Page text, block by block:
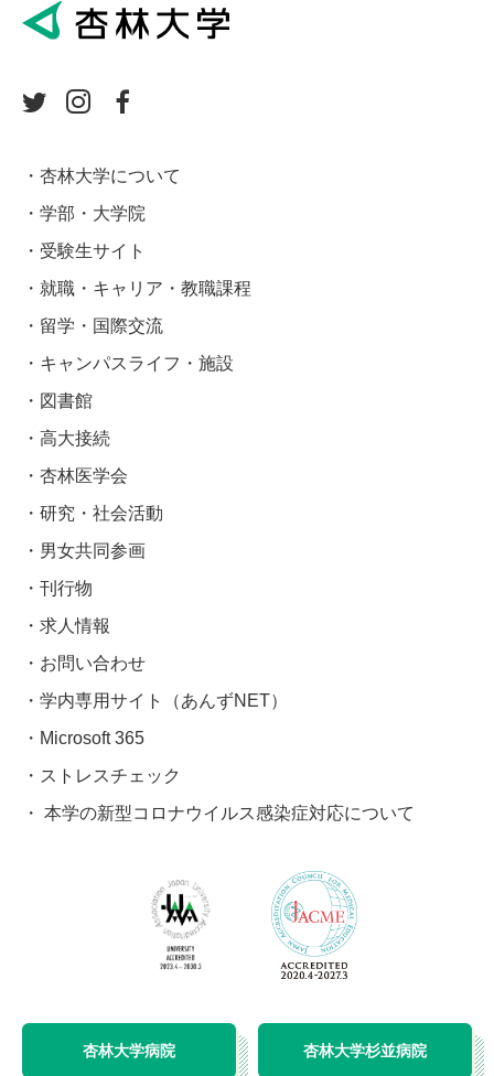
杏林大学について
学部・大学院
受験生サイト
就職・キャリア・教職課程
留学・国際交流
キャンパスライフ・施設
図書館
高大接続
杏林医学会
研究・社会活動
男女共同参画
刊行物
求人情報
お問い合わせ
学内専用サイト（あんずNET）
Microsoft 365
ストレスチェック
本学の新型コロナウイルス感染症対応について
杏林大学病院 杏林大学杉並病院